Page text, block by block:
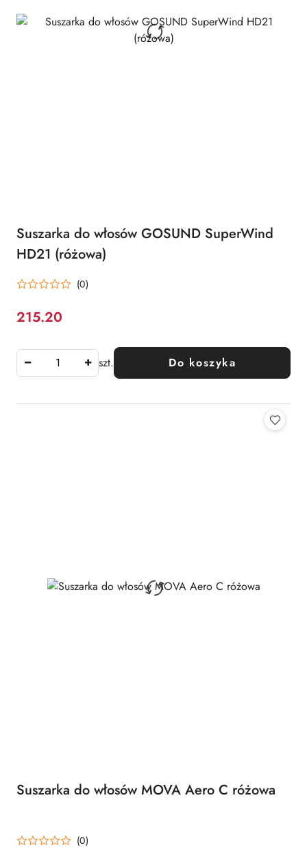
Suszarka do włosów GOSUND SuperWind
HD21 (różowa)
(0)
Cena:
215.20
szt. Do koszyka
Suszarka do włosów MOVA Aero C różowa
(0)